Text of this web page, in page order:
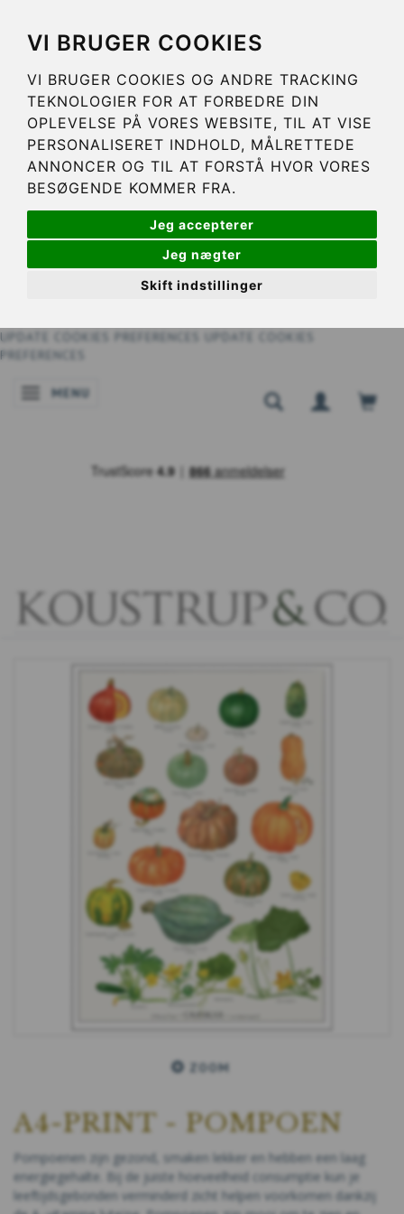
VI BRUGER COOKIES
VI BRUGER COOKIES OG ANDRE TRACKING
TEKNOLOGIER FOR AT FORBEDRE DIN
OPLEVELSE PÅ VORES WEBSITE, TIL AT VISE
PERSONALISERET INDHOLD, MÅLRETTEDE
ANNONCER OG TIL AT FORSTÅ HVOR VORES
BESØGENDE KOMMER FRA.
Jeg accepterer
Jeg nægter
Skift indstillinger
UPDATE COOKIES PREFERENCES
UPDATE COOKIES
PREFERENCES
NAVIGATIE IN-/UITSCHAKELEN
MENU
ZOOM
A4-PRINT - POMPOEN
Pompoenen zijn gezond, smaken lekker en hebben een laag
energiegehalte. Bij de juiste hoeveelheid consumptie kun je
leeftijdsgebonden verminderd zicht helpen voorkomen dankzij